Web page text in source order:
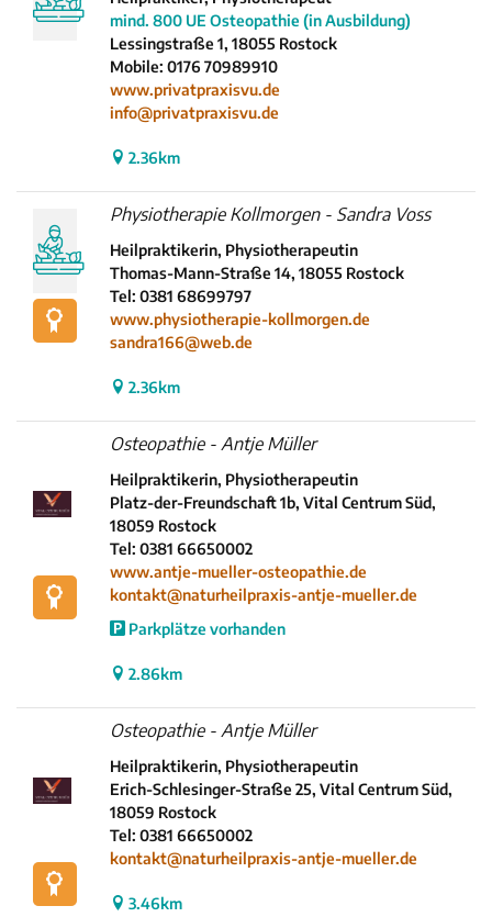
mind. 800 UE Osteopathie (in Ausbildung)
Lessingstraße 1, 18055 Rostock
Mobile: 0176 70989910
www.privatpraxisvu.de
info@privatpraxisvu.de
2.36km
Physiotherapie Kollmorgen - Sandra Voss
Heilpraktikerin, Physiotherapeutin
Thomas-Mann-Straße 14, 18055 Rostock
Tel: 0381 68699797
www.physiotherapie-kollmorgen.de
sandra166@web.de
2.36km
Osteopathie - Antje Müller
Heilpraktikerin, Physiotherapeutin
Platz-der-Freundschaft 1b, Vital Centrum Süd,
18059 Rostock
Tel: 0381 66650002
www.antje-mueller-osteopathie.de
kontakt@naturheilpraxis-antje-mueller.de
Parkplätze vorhanden
2.86km
Osteopathie - Antje Müller
Heilpraktikerin, Physiotherapeutin
Erich-Schlesinger-Straße 25, Vital Centrum Süd,
18059 Rostock
Tel: 0381 66650002
kontakt@naturheilpraxis-antje-mueller.de
3.46km